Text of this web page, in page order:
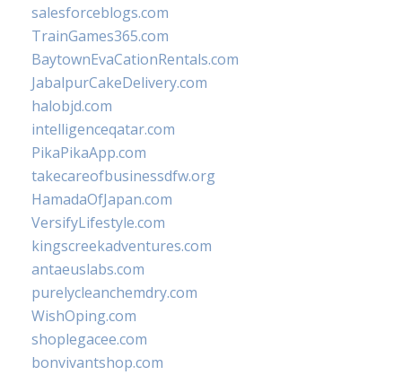
salesforceblogs.com
TrainGames365.com
BaytownEvaCationRentals.com
JabalpurCakeDelivery.com
halobjd.com
intelligenceqatar.com
PikaPikaApp.com
takecareofbusinessdfw.org
HamadaOfJapan.com
VersifyLifestyle.com
kingscreekadventures.com
antaeuslabs.com
purelycleanchemdry.com
WishOping.com
shoplegacee.com
bonvivantshop.com